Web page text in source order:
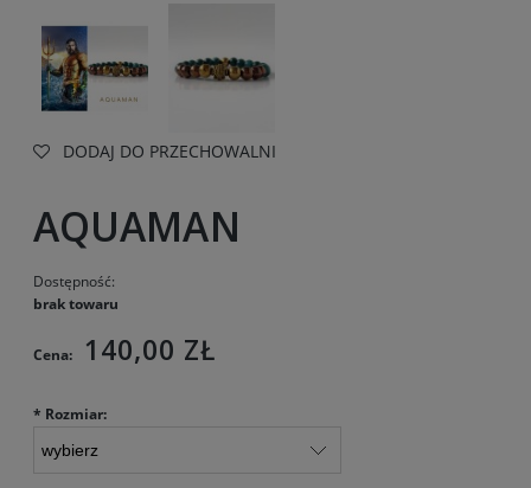
DODAJ DO PRZECHOWALNI
AQUAMAN
Dostępność:
brak towaru
Cena: 140,00 ZŁ
* Rozmiar: